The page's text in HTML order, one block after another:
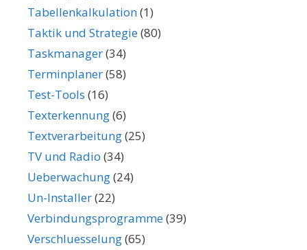
Tabellenkalkulation(1)
Taktik und Strategie(80)
Taskmanager(34)
Terminplaner(58)
Test-Tools (16)
Texterkennung(6)
Textverarbeitung(25)
TV und Radio (34)
Ueberwachung(24)
Un-Installer(22)
Verbindungsprogramme(39)
Verschluesselung(65)